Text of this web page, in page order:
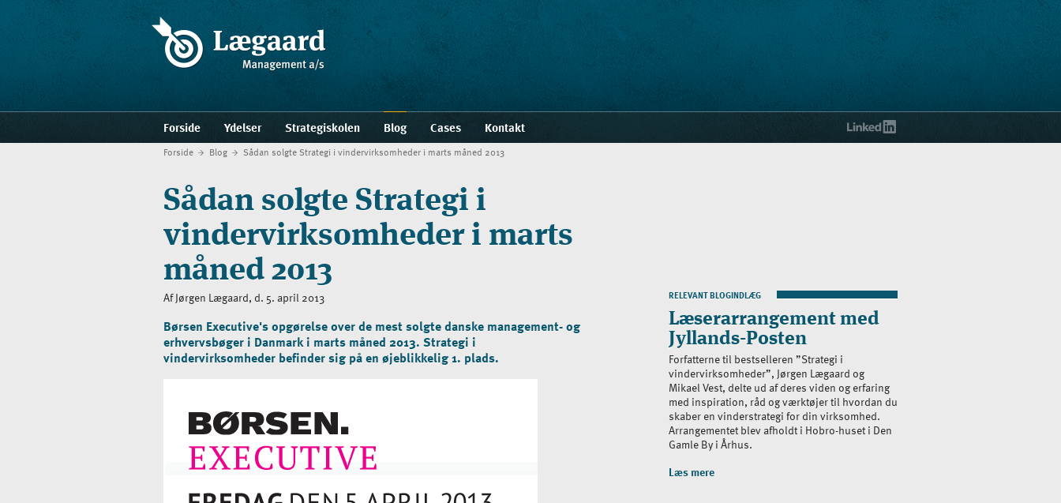
Forside Ydelser Strategiskolen Blog Cases Kontakt
Forside Blog Sådan solgte Strategi i vindervirksomheder i marts måned 2013
Sådan solgte Strategi i
vindervirksomheder i marts
måned 2013
Af Jørgen Lægaard, d. 5. april 2013
Børsen Executive's opgørelse over de mest solgte danske management- og
erhvervsbøger i Danmark i marts måned 2013. Strategi i
vindervirksomheder befinder sig på en øjeblikkelig 1. plads.
RELEVANT BLOGINDLÆG
Læserarrangement med
Jyllands-Posten
Forfatterne til bestselleren ”Strategi i
vindervirksomheder”, Jørgen Lægaard og
Mikael Vest, delte ud af deres viden og erfaring
med inspiration, råd og værktøjer til hvordan du
skaber en vinderstrategi for din virksomhed.
Arrangementet blev afholdt i Hobro-huset i Den
Gamle By i Århus.
Læs mere